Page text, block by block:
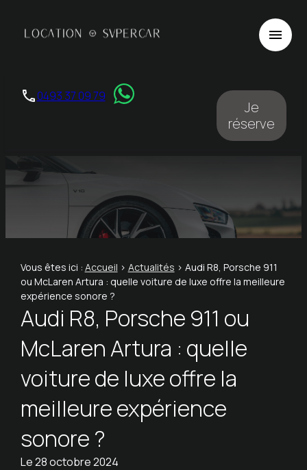
menu
phone0493 37 09 79
Je
réserve
Vous êtes ici : Accueil > Actualités > Audi R8, Porsche 911
ou McLaren Artura : quelle voiture de luxe offre la meilleure
expérience sonore ?
Audi R8, Porsche 911 ou
McLaren Artura : quelle
voiture de luxe offre la
meilleure expérience
sonore ?
Le28 octobre 2024